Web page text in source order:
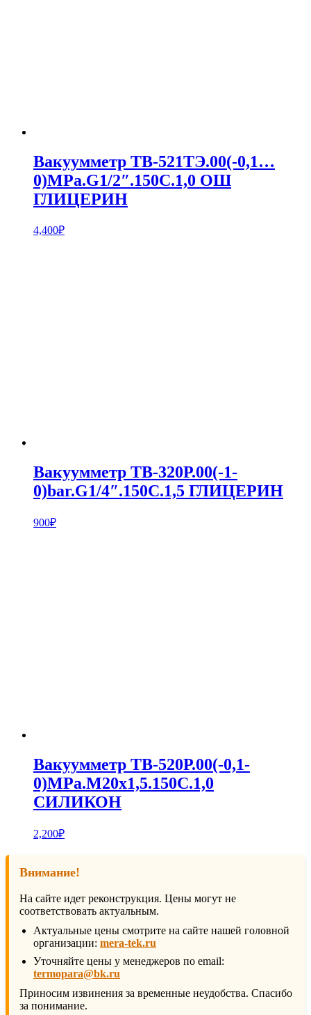
Вакуумметр ТВ-521ТЭ.00(-0,1…
0)MPa.G1/2″.150С.1,0 ОШ
ГЛИЦЕРИН
4,400₽
Вакуумметр ТВ-320Р.00(-1-
0)bar.G1/4″.150С.1,5 ГЛИЦЕРИН
900₽
Вакуумметр ТВ-520Р.00(-0,1-
0)MPa.М20х1,5.150С.1,0
СИЛИКОН
2,200₽
Внимание!
На сайте идет реконструкция. Цены могут не
соответствовать актуальным.
Актуальные цены смотрите на сайте нашей головной
организации: mera-tek.ru
Уточняйте цены у менеджеров по email:
termopara@bk.ru
Приносим извинения за временные неудобства. Спасибо
за понимание.